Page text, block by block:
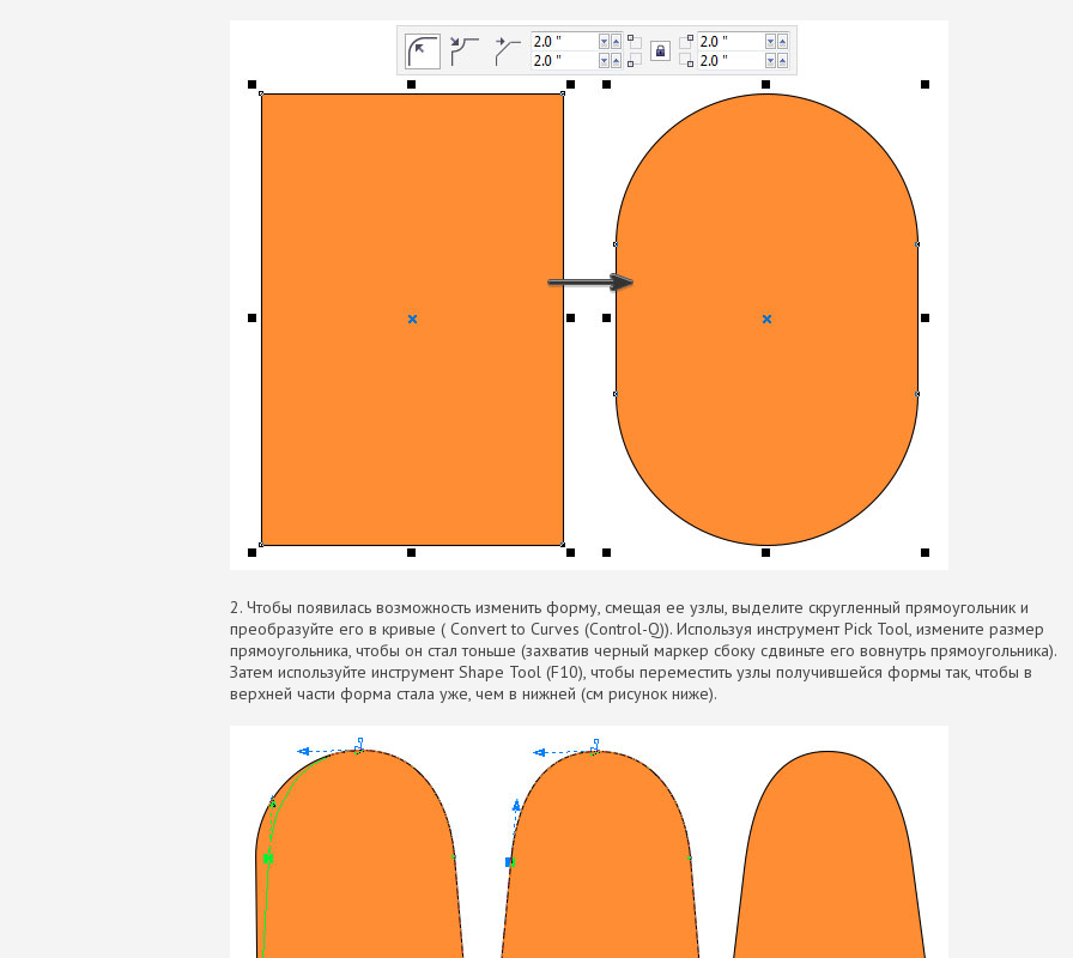
2. Чтобы появилась возможность изменить форму, смещая ее узлы, выделите скругленный прямоугольник и
преобразуйте его в кривые ( Convert to Curves (Control-Q)). Используя инструмент Pick Tool, измените размер
прямоугольника, чтобы он стал тоньше (захватив черный маркер сбоку сдвиньте его вовнутрь прямоугольника).
Затем используйте инструмент Shape Tool (F10), чтобы переместить узлы получившейся формы так, чтобы в
верхней части форма стала уже, чем в нижней (см рисунок ниже).